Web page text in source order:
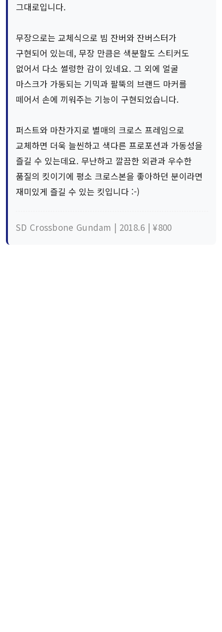
그대로입니다.
무장으로는 교체식으로 빔 잔버와 잔버스터가
구현되어 있는데, 무장 만큼은 색분할도 스티커도
없어서 다소 썰렁한 감이 있네요. 그 외에 얼굴
마스크가 가동되는 기믹과 팔뚝의 브랜드 마커를
떼어서 손에 끼워주는 기능이 구현되었습니다.
퍼스트와 마찬가지로 별매의 크로스 프레임으로
교체하면 더욱 늘씬하고 색다른 프로포션과 가동성을
즐길 수 있는데요. 무난하고 깔끔한 외관과 우수한
품질의 킷이기에 평소 크로스본을 좋아하던 분이라면
재미있게 즐길 수 있는 킷입니다 :-)
SD Crossbone Gundam | 2018.6 | ¥800